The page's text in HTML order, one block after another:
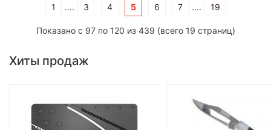
1 .... 3 4 5 6 7 .... 19
Показано с 97 по 120 из 439 (всего 19 страниц)
Хиты продаж